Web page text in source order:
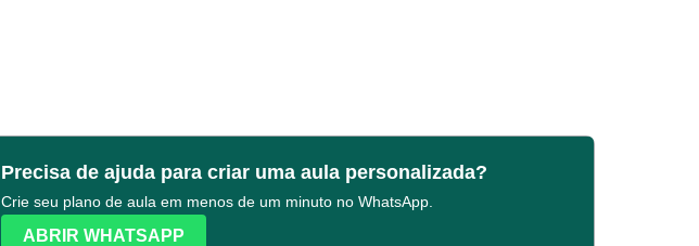
Precisa de ajuda para criar uma aula personalizada?
Crie seu plano de aula em menos de um minuto no WhatsApp.
ABRIR WHATSAPP